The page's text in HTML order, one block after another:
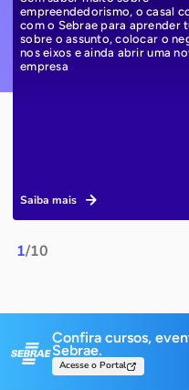
1/10
empreendedorismo, o casal
com o Sebrae para aprender
sobre o assunto, colocar o
nos eixos e ainda abrir uma
empresa
Saiba mais
Confira cursos,
Sebrae.
Acesse o Portal